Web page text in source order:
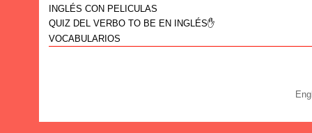
INGLÉS CON PELICULAS
QUIZ DEL VERBO TO BE EN INGLÉS✋
VOCABULARIOS